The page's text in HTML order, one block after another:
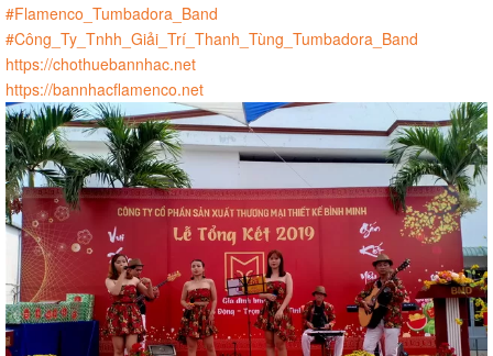
#Flamenco_Tumbadora_Band
#Công_Ty_Tnhh_Giải_Trí_Thanh_Tùng_Tumbadora_Band
https://chothuebannhac.net
https://bannhacflamenco.net